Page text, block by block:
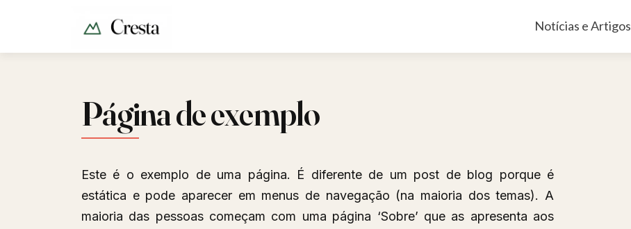
para
o
Notícias e Artigos
Página de exemplo
Este é o exemplo de uma página. É diferente de um post de blog porque é
estática e pode aparecer em menus de navegação (na maioria dos temas). A
maioria das pessoas começam com uma página ‘Sobre’ que as apresenta aos